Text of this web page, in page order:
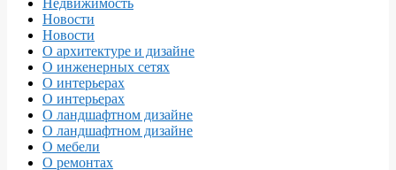
Новости
Новости
О архитектуре и дизайне
О инженерных сетях
О интерьерах
О интерьерах
О ландшафтном дизайне
О ландшафтном дизайне
О мебели
О ремонтах